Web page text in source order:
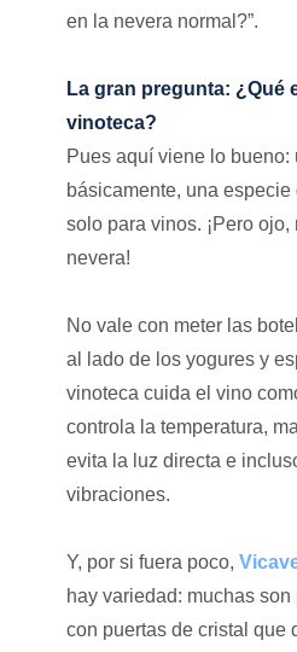
en la nevera normal?”.
La gran pregunta: ¿Qué
vinoteca?
Pues aquí viene lo bueno:
básicamente, una
solo para vinos. ¡Pero
nevera!
No vale con meter las
al lado de los yogures y
vinoteca cuida el vino
controla la temperatura,
evita la luz directa e
vibraciones.
Y, por si fuera poco,
hay variedad: muchas
con puertas de cristal que